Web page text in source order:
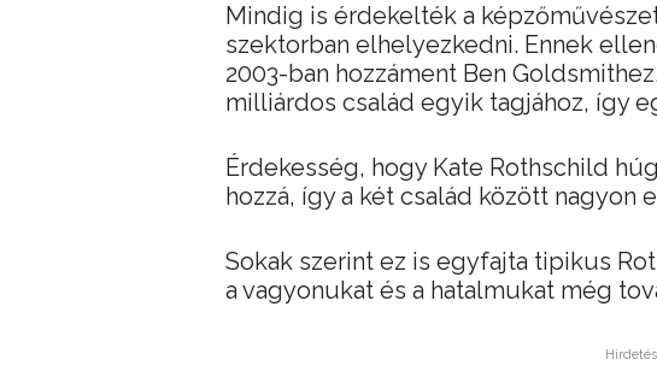
Mindig is érdekelték a
szektorban elhelyezkedni. Ennek
2003-ban hozzáment Ben
milliárdos család egyik tagjához, így
Érdekesség, hogy Kate Rothschild
hozzá, így a két család között nagyon
Sokak szerint ez is egyfajta tipikus
a vagyonukat és a hatalmukat még
Hirdetés